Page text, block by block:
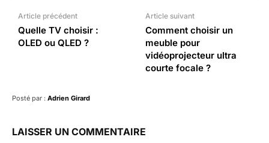
Article précédent
Quelle TV choisir :
OLED ou QLED ?
Article suivant
Comment choisir un
meuble pour
vidéoprojecteur ultra
courte focale ?
Posté par : Adrien Girard
LAISSER UN COMMENTAIRE